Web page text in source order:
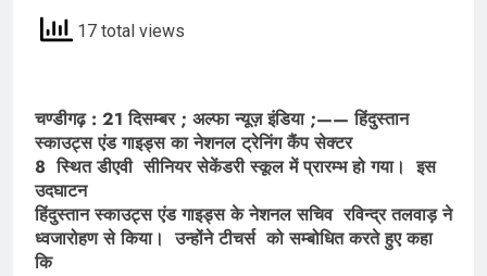
17 total views
चण्डीगढ़ : 21 दिसम्बर ; अल्फा न्यूज़ इंडिया ;—— हिंदुस्तान
स्काउट्स एंड गाइड्स का नेशनल ट्रेनिंग कैंप सेक्टर
8 स्थित डीएवी सीनियर सेकेंडरी स्कूल में प्रारम्भ हो गया। इस
उदघाटन
हिंदुस्तान स्काउट्स एंड गाइड्स के नेशनल सचिव रविन्द्र तलवाड़ ने
ध्वजारोहण से किया। उन्होंने टीचर्स को सम्बोधित करते हुए कहा
कि